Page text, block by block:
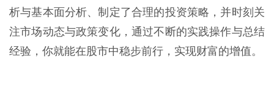
析与基本面分析、制定了合理的投资策略，并时刻关
注市场动态与政策变化，通过不断的实践操作与总结
经验，你就能在股市中稳步前行，实现财富的增值。